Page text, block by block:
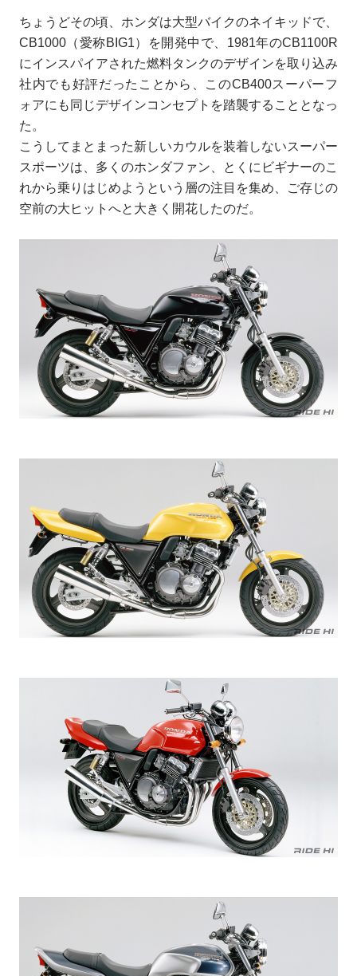
ちょうどその頃、ホンダは大型バイクのネイキッドで、
CB1000（愛称BIG1）を開発中で、1981年のCB1100R
にインスパイアされた燃料タンクのデザインを取り込み
社内でも好評だったことから、このCB400スーパーフ
ォアにも同じデザインコンセプトを踏襲することとなっ
た。
こうしてまとまった新しいカウルを装着しないスーパー
スポーツは、多くのホンダファン、とくにビギナーのこ
れから乗りはじめようという層の注目を集め、ご存じの
空前の大ヒットへと大きく開花したのだ。